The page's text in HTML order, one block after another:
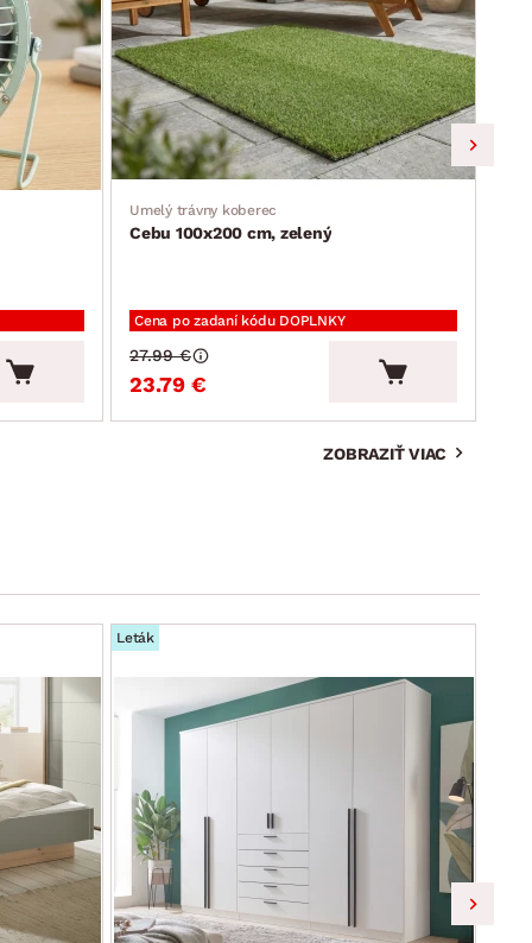
Umelý trávny koberec
Cebu 100x200 cm, zelený
Cena po zadaní kódu DOPLNKY
23.79 €
27.99 €
ZOBRAZIŤ VIAC
Leták